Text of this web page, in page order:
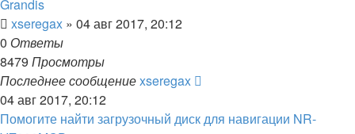
Grandis
xseregax » 04 авг 2017, 20:12
0 Ответы
8479 Просмотры
Последнее сообщениеxseregax
04 авг 2017, 20:12
Помогите найти загрузочный диск для навигации NR-